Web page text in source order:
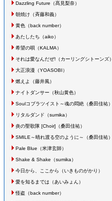
Dazzling Future （髙見梨奈）
朝焼け （斉藤和義）
黄色 （back number）
あたしたち （aiko）
希望の唄 （KALMA）
それは愛なんだぜ! （カーリングシトーンズ）
大正浪漫 （YOASOBI）
燃えよ （藤井風）
ナイトダンサー （秋山黄色）
Soulコブラツイスト～魂の悶絶 （桑田佳祐）
リタルダンド （sumika）
炎の聖歌隊 [Choir] （桑田佳祐）
SMILE～晴れ渡る空のように～ （桑田佳祐）
Pale Blue （米津玄師）
Shake & Shake （sumika）
今日から、ここから （いきものがかり ）
愛を知るまでは （あいみょん）
怪盗 （back number）